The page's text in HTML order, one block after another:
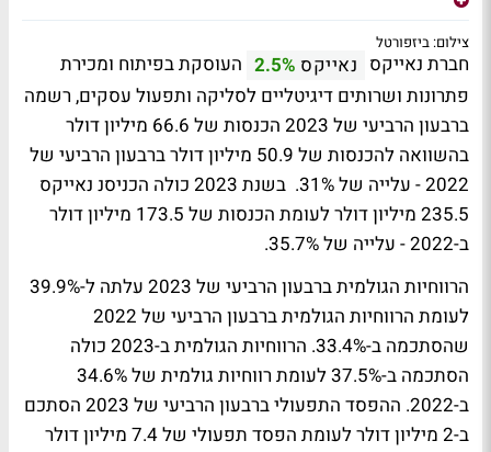
צילום: ביזפורטל
חברת נאייקס נאייקס 2.5% העוסקת בפיתוח ומכירת
פתרונות ושרותים דיגיטליים לסליקה ותפעול עסקים, רשמה
ברבעון הרביעי של 2023 הכנסות של 66.6 מיליון דולר
בהשוואה להכנסות של 50.9 מיליון דולר ברבעון הרביעי של
2022 - עלייה של 31%. בשנת 2023 כולה הכניסנ נאייקס
235.5 מיליון דולר לעומת הכנסות של 173.5 מיליון דולר
ב-2022 - עלייה של 35.7%.
הרווחיות הגולמית ברבעון הרביעי של 2023 עלתה ל-39.9%
לעומת הרווחיות הגולמית ברבעון הרביעי של 2022
שהסתכמה ב-33.4%. הרווחיות הגולמית ב-2023 כולה
הסתכמה ב-37.5% לעומת רווחיות גולמית של 34.6%
ב-2022. ההפסד התפעולי ברבעון הרביעי של 2023 הסתכם
ב-2 מיליון דולר לעומת הפסד תפעולי של 7.4 מיליון דולר